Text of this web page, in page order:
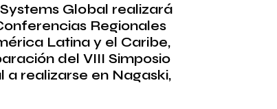
Global realizará
Regionales
Latina y el Caribe,
del VIII Simposio
a realizarse en Nagaski,